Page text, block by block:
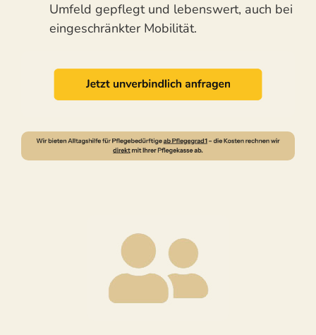
Umfeld gepflegt und lebenswert, auch bei
eingeschränkter Mobilität.